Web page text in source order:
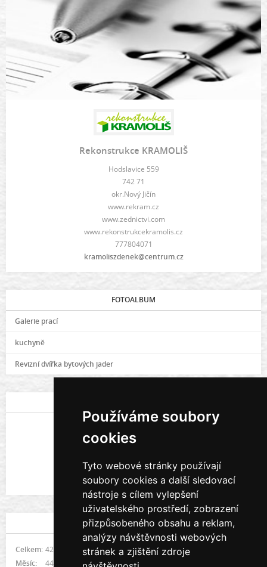
Používáme soubory
cookies
Tyto webové stránky používají
soubory cookies a další sledovací
nástroje s cílem vylepšení
uživatelského prostředí, zobrazení
přizpůsobeného obsahu a reklam,
analýzy návštěvnosti webových
stránek a zjištění zdroje
Rekonstrukce KRAMOLIŠ
Hodslavice 559
742 71
okr.Nový Jičín
www.rekram.cz
www.zednictvi.com
www.rekonstrukcekramolis.cz
777804071
kramoliszdenek@centrum.cz
FOTOALBUM
Galerie prací
kuchyně
Revizní dvířka bytových jader
Galerie prací
STATISTIKY
Celkem: 421550
Měsíc:
4492